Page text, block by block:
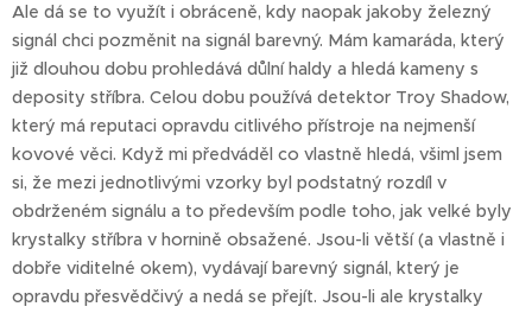
Ale dá se to využít i obráceně, kdy naopak jakoby železný
signál chci pozměnit na signál barevný. Mám kamaráda, který
již dlouhou dobu prohledává důlní haldy a hledá kameny s
deposity stříbra. Celou dobu používá detektor Troy Shadow,
který má reputaci opravdu citlivého přístroje na nejmenší
kovové věci. Když mi předváděl co vlastně hledá, všiml jsem
si, že mezi jednotlivými vzorky byl podstatný rozdíl v
obdrženém signálu a to především podle toho, jak velké byly
krystalky stříbra v hornině obsažené. Jsou-li větší (a vlastně i
dobře viditelné okem), vydávají barevný signál, který je
opravdu přesvědčivý a nedá se přejít. Jsou-li ale krystalky